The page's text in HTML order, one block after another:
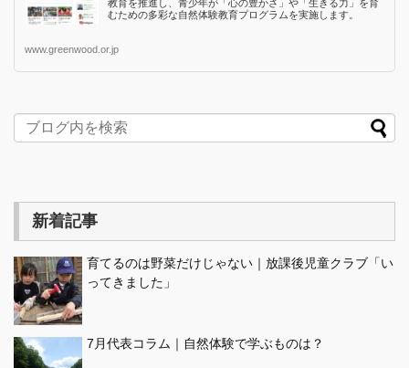
教育を推進し、青少年が「心の豊かさ」や「生きる力」を育
むための多彩な自然体験教育プログラムを実施します。
www.greenwood.or.jp
新着記事
育てるのは野菜だけじゃない｜放課後児童クラブ「い
ってきました」
7月代表コラム｜自然体験で学ぶものは？